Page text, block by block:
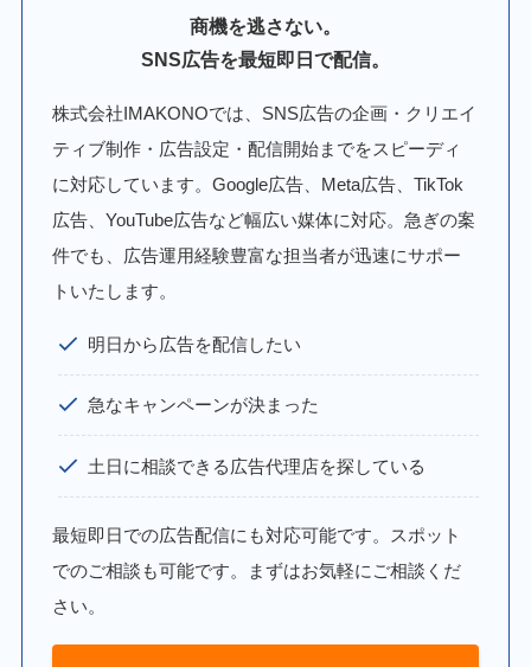
商機を逃さない。
SNS広告を最短即日で配信。
株式会社IMAKONOでは、SNS広告の企画・クリエイ
ティブ制作・広告設定・配信開始までをスピーディ
に対応しています。Google広告、Meta広告、TikTok
広告、YouTube広告など幅広い媒体に対応。急ぎの案
件でも、広告運用経験豊富な担当者が迅速にサポー
トいたします。
明日から広告を配信したい
急なキャンペーンが決まった
土日に相談できる広告代理店を探している
最短即日での広告配信にも対応可能です。スポット
でのご相談も可能です。まずはお気軽にご相談くだ
さい。